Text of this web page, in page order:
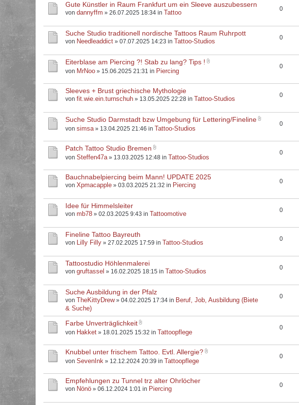
Gute Künstler in Raum Frankfurt um ein Sleeve auszubessern
von dannyffm » 26.07.2025 18:34 in Tattoo 0
Suche Studio traditionell nordische Tattoos Raum Ruhrpott
von Needleaddict » 07.07.2025 14:23 in Tattoo-Studios 0
Eiterblase am Piercing ?! Stab zu lang? Tips !
von MrNoo » 15.06.2025 21:31 in Piercing
0
Sleeves + Brust griechische Mythologie
von fit.wie.ein.turnschuh » 13.05.2025 22:28 in Tattoo-Studios 0
Suche Studio Darmstadt bzw Umgebung für Lettering/Fineline
von simsa» 13.04.2025 21:46 in Tattoo-Studios
0
Patch Tattoo Studio Bremen
von Steffen47a» 13.03.2025 12:48 in Tattoo-Studios
0
Bauchnabelpiercing beim Mann! UPDATE 2025
von Xpmacapple » 03.03.2025 21:32 in Piercing 0
Idee für Himmelsleiter
von mb78 » 02.03.2025 9:43 in Tattoomotive 0
Fineline Tattoo Bayreuth
von Lilly Filly » 27.02.2025 17:59 in Tattoo-Studios 0
Tattoostudio Höhlenmalerei
von gruftassel » 16.02.2025 18:15 in Tattoo-Studios 0
Suche Ausbildung in der Pfalz
von TheKittyDrew» 04.02.2025 17:34 in Beruf, Job, Ausbildung (Biete
& Suche)
0
Farbe Unverträglichkeit
von Hakket » 18.01.2025 15:32 in Tattoopflege
0
Knubbel unter frischem Tattoo. Evtl. Allergie?
von SevenInk » 12.12.2024 20:39 in Tattoopflege
0
Empfehlungen zu Tunnel trz alter Ohrlöcher
von Nönö » 06.12.2024 1:01 in Piercing 0